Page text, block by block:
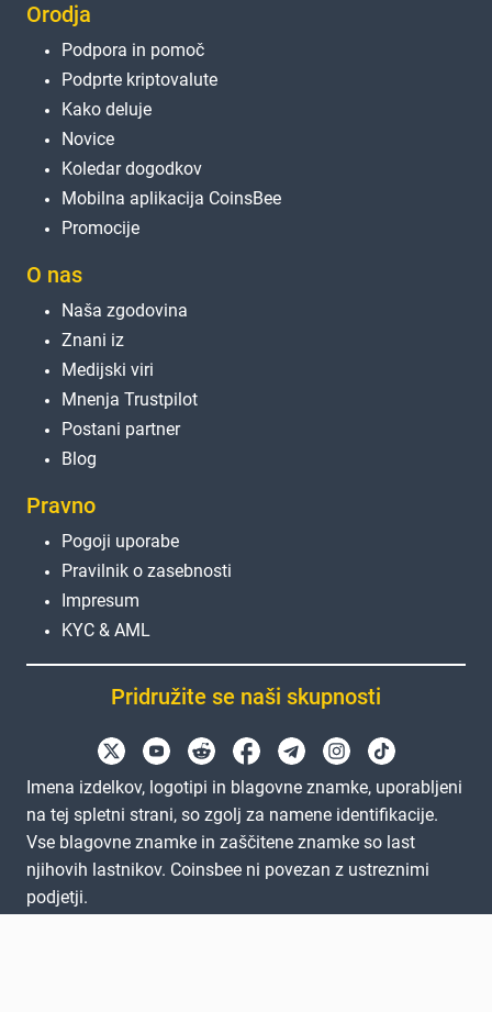
Orodja
Podpora in pomoč
Podprte kriptovalute
Kako deluje
Novice
Koledar dogodkov
Mobilna aplikacija CoinsBee
Promocije
O nas
Naša zgodovina
Znani iz
Medijski viri
Mnenja Trustpilot
Postani partner
Blog
Pravno
Pogoji uporabe
Pravilnik o zasebnosti
Impresum
KYC & AML
Pridružite se naši skupnosti
Imena izdelkov, logotipi in blagovne znamke, uporabljeni
na tej spletni strani, so zgolj za namene identifikacije.
Vse blagovne znamke in zaščitene znamke so last
njihovih lastnikov. Coinsbee ni povezan z ustreznimi
podjetji.